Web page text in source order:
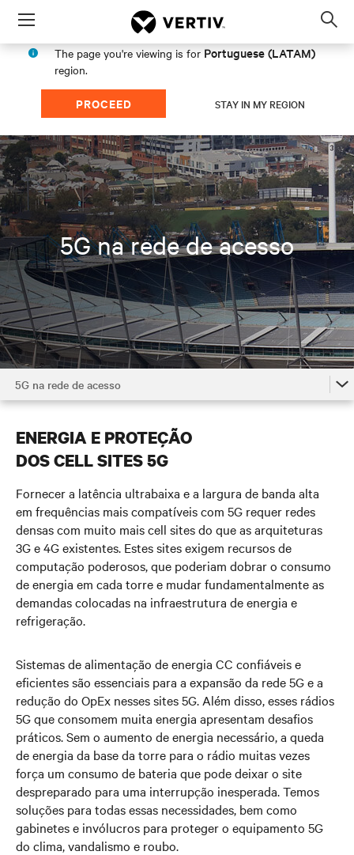
Menu
The page you're viewing is for Portuguese (LATAM)
region.
PROCEED STAY IN MY REGION
5G na rede de acesso
5G na rede de acesso
5G na rede de acesso
Apoiando o 5G no núcleo
Assista aos vídeo
Entre em contato
ENERGIA E PROTEÇÃO
DOS CELL SITES 5G
Fornecer a latência ultrabaixa e a largura de banda alta
em frequências mais compatíveis com 5G requer redes
densas com muito mais cell sites do que as arquiteturas
3G e 4G existentes. Estes sites exigem recursos de
computação poderosos, que poderiam dobrar o consumo
de energia em cada torre e mudar fundamentalmente as
demandas colocadas na infraestrutura de energia e
refrigeração.
Sistemas de alimentação de energia CC confiáveis e
eficientes são essenciais para a expansão da rede 5G e a
redução do OpEx nesses sites 5G. Além disso, esses rádios
5G que consomem muita energia apresentam desafios
práticos. Sem o aumento de energia necessário, a queda
de energia da base da torre para o rádio muitas vezes
força um consumo de bateria que pode deixar o site
despreparado para uma interrupção inesperada. Temos
soluções para todas essas necessidades, bem como
gabinetes e invólucros para proteger o equipamento 5G
do clima, vandalismo e roubo.